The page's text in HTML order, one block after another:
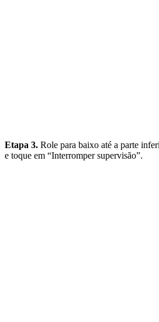
Etapa 3. Role para baixo até a parte
e toque em “Interromper supervisão”.